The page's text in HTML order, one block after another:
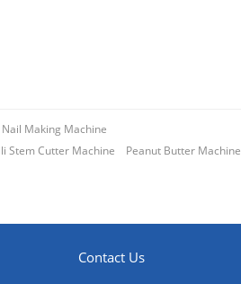
Making Machine
Stem Cutter Machine
Peanut Butter Machine
Contact Us